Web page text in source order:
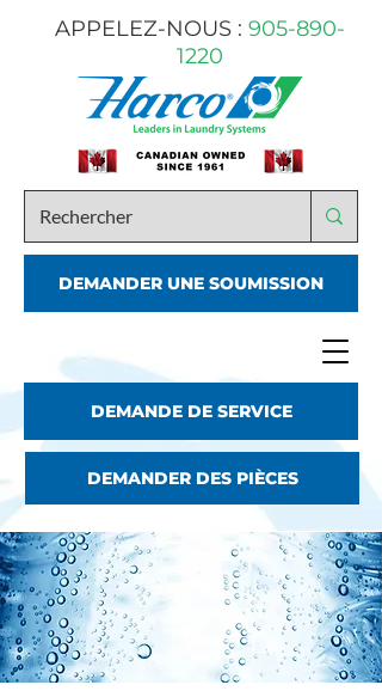
APPELEZ-NOUS : 905-890-
1220
DEMANDER UNE SOUMISSION
DEMANDE DE SERVICE
DEMANDER DES PIÈCES